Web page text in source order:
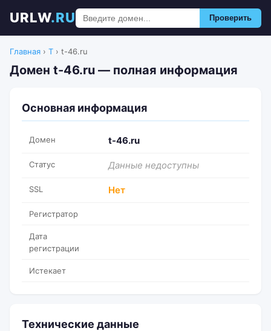
URLW.RU Проверить
Главная › T › t-46.ru
Домен t-46.ru — полная информация
Основная информация
Домен t-46.ru
Статус Данные недоступны
SSL Нет
Регистратор
Дата
регистрации
Истекает
Технические данные